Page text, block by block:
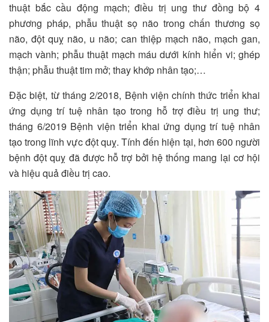
thuật bắc cầu động mạch; điều trị ung thư đồng bộ 4
phương pháp, phẫu thuật sọ não trong chấn thương sọ
não, đột quỵ não, u não; can thiệp mạch não, mạch gan,
mạch vành; phẫu thuật mạch máu dưới kính hiển vi; ghép
thận; phẫu thuật tim mở; thay khớp nhân tạo;…
Đặc biệt, từ tháng 2/2018, Bệnh viện chính thức triển khai
ứng dụng trí tuệ nhân tạo trong hỗ trợ điều trị ung thư;
tháng 6/2019 Bệnh viện triển khai ứng dụng trí tuệ nhân
tạo trong lĩnh vực đột quỵ. Tính đến hiện tại, hơn 600 người
bệnh đột quỵ đã được hỗ trợ bởi hệ thống mang lại cơ hội
và hiệu quả điều trị cao.